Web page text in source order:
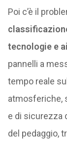
Poi c’è il
tecnologie e
pannelli a
tempo reale
atmosferiche,
e di sicurezza
del pedaggio,